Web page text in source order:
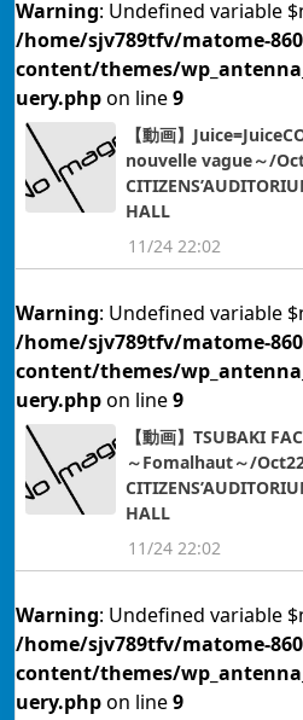
Warning: Undefined variable
/home/sjv789tfv/matome-
content/themes/
uery.phpon line9
【動画】
nouvelle vague～/
HALL
11/24 22:02
Warning: Undefined variable
/home/sjv789tfv/matome-
content/themes/
uery.phpon line9
【動画】TSUBAKI
～Fomalhaut～/
HALL
11/24 22:02
Warning: Undefined variable
/home/sjv789tfv/matome-
content/themes/
uery.phpon line9